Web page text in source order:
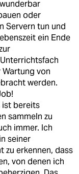
oder
Servern tun und
ein Ende
von
werden.
ist bereits
sammeln zu
immer. Ich
seiner
zu erkennen, dass
von denen ich